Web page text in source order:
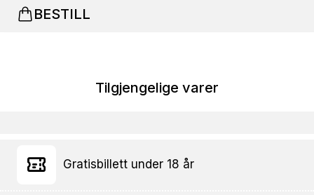
BESTILL
Tilgjengelige varer
Gratisbillett under 18 år